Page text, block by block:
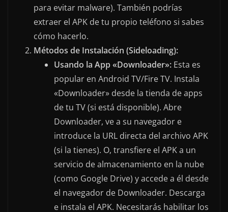
para evitar malware). También podrías
extraer el APK de tu propio teléfono si sabes
cómo hacerlo.
Métodos de Instalación (Sideloading):
Usando la App «Downloader»: Esta es
popular en Android TV/Fire TV. Instala
«Downloader» desde la tienda de apps
de tu TV (si está disponible). Abre
Downloader, ve a su navegador e
introduce la URL directa del archivo APK
(si la tienes). O, transfiere el APK a un
servicio de almacenamiento en la nube
(como Google Drive) y accede a él desde
el navegador de Downloader. Descarga
e instala el APK. Necesitarás habilitar los